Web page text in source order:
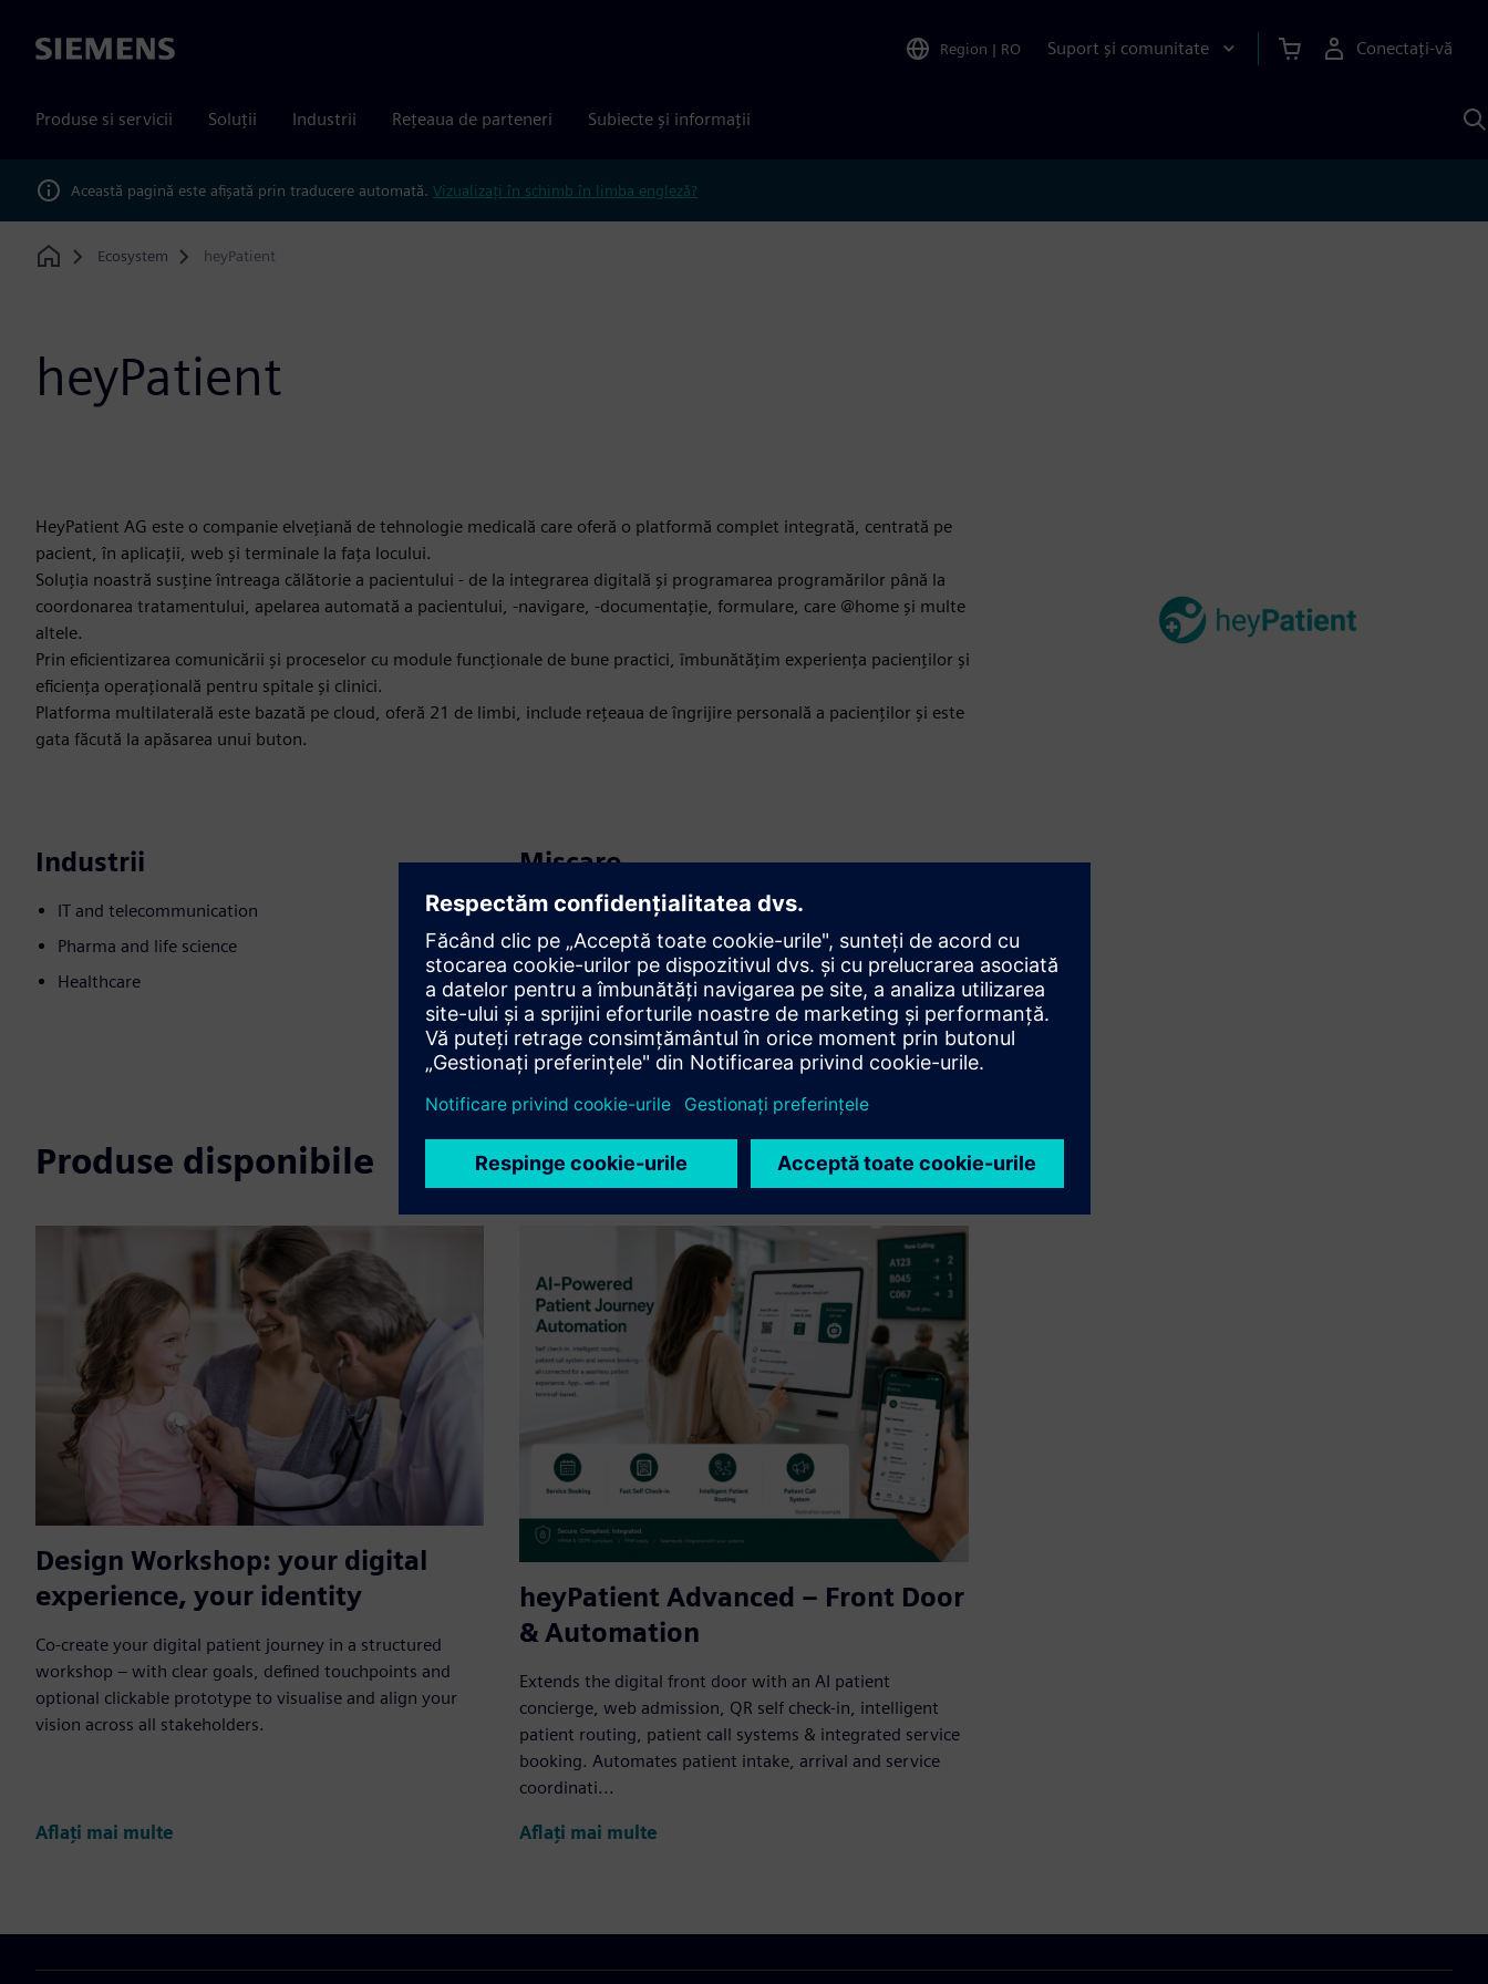
Siemens Region | RO Suport și comunitate Conectați-vă
Produse si servicii Soluții Industrii Rețeaua de parteneri Subiecte și informații
Această pagină este afișată prin traducere automată. Vizualizați în schimb în limba engleză?
Home
Ecosystem heyPatient
heyPatient
HeyPatient AG este o companie elvețiană de tehnologie medicală care oferă o platformă complet integrată, centrată pe
pacient, în aplicații, web și terminale la fața locului.
Soluția noastră susține întreaga călătorie a pacientului - de la integrarea digitală și programarea programărilor până la
coordonarea tratamentului, apelarea automată a pacientului, -navigare, -documentație, formulare, care @home și multe
altele.
Prin eficientizarea comunicării și proceselor cu module funcționale de bune practici, îmbunătățim experiența pacienților și
eficiența operațională pentru spitale și clinici.
Platforma multilaterală este bazată pe cloud, oferă 21 de limbi, include rețeaua de îngrijire personală a pacienților și este
gata făcută la apăsarea unui buton.
Industrii
IT and telecommunication
Pharma and life science
Healthcare
Mișcare
Build
Extinde sau construiește pe un produs/soluție Siemens
Xcelerator prin crearea unui produs nou sau creează o
nouă soluție pentru clienți prin integrarea produsului
Siemens Xcelerator și a produsului propriu
Produse disponibile
Design Workshop: your digital
experience, your identity
Co-create your digital patient journey in a structured
workshop – with clear goals, defined touchpoints and
optional clickable prototype to visualise and align your
vision across all stakeholders.
Aflați mai multe
heyPatient Advanced – Front Door
& Automation
Extends the digital front door with an AI patient
concierge, web admission, QR self check-in, intelligent
patient routing, patient call systems & integrated service
booking. Automates patient intake, arrival and service
coordinati...
Aflați mai multe